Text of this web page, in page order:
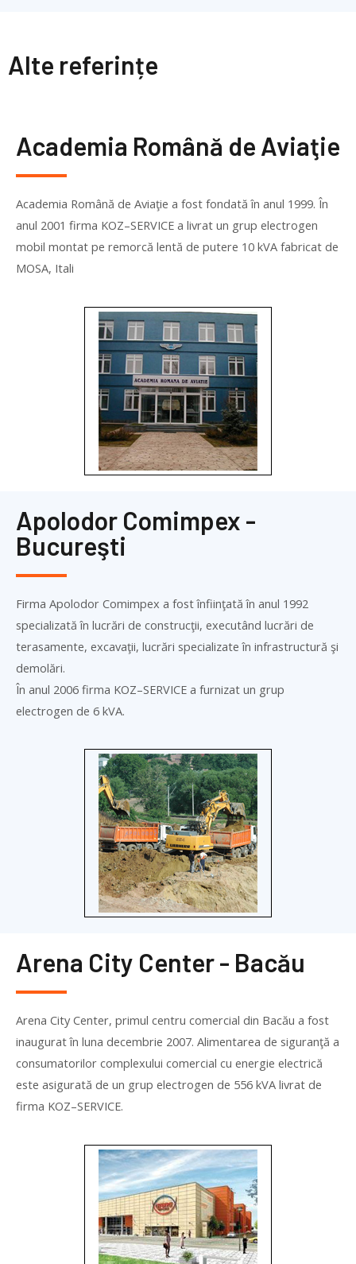
Alte referințe
Academia Română de Aviaţie
Academia Română de Aviaţie a fost fondată în anul 1999. În
anul 2001 firma KOZ–SERVICE a livrat un grup electrogen
mobil montat pe remorcă lentă de putere 10 kVA fabricat de
MOSA, Itali
Apolodor Comimpex -
Bucureşti
Firma Apolodor Comimpex a fost înfiinţată în anul 1992
specializată în lucrări de construcţii, executând lucrări de
terasamente, excavaţii, lucrări specializate în infrastructură şi
demolări.
În anul 2006 firma KOZ–SERVICE a furnizat un grup
electrogen de 6 kVA.
Arena City Center - Bacău
Arena City Center, primul centru comercial din Bacău a fost
inaugurat în luna decembrie 2007. Alimentarea de siguranţă a
consumatorilor complexului comercial cu energie electrică
este asigurată de un grup electrogen de 556 kVA livrat de
firma KOZ–SERVICE.